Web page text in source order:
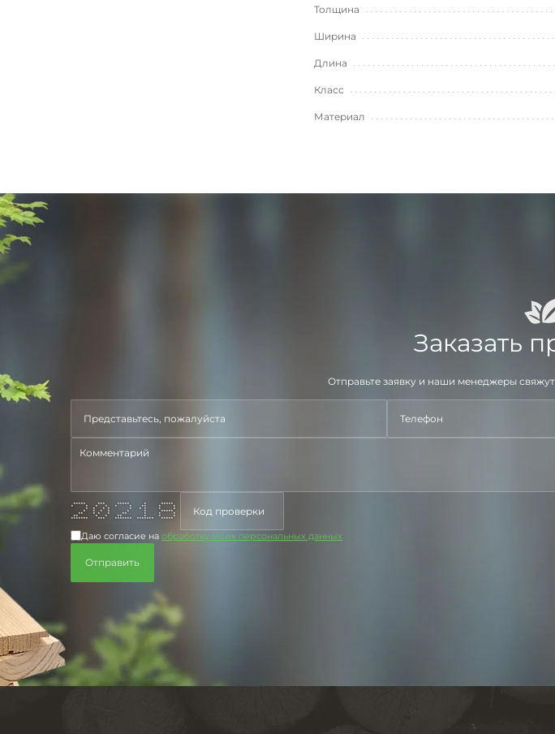
Толщина
Ширина
Длина
Класс
Материал
Заказать
Отправьте заявку и наши менеджеры
***** *** ***** * *****
* * * * * * ** * *
* * * * * * * * *
* * * * * * *****
** * * * ** * * *
** * * ** * * *
******* *** ******* ******* *****
Даю согласие на обработку моих персональных данных